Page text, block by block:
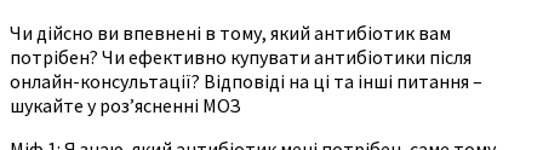
Чи дійсно ви впевнені в тому, який антибіотик вам
потрібен? Чи ефективно купувати антибіотики після
онлайн-консультації? Відповіді на ці та інші питання –
шукайте у розʼясненні МОЗ